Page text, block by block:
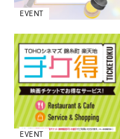
EVENT
EVENT